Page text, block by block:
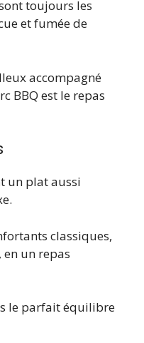
toujours les
et fumée de
accompagné
BBQ est le repas
un plat aussi
classiques,
un repas
le parfait équilibre